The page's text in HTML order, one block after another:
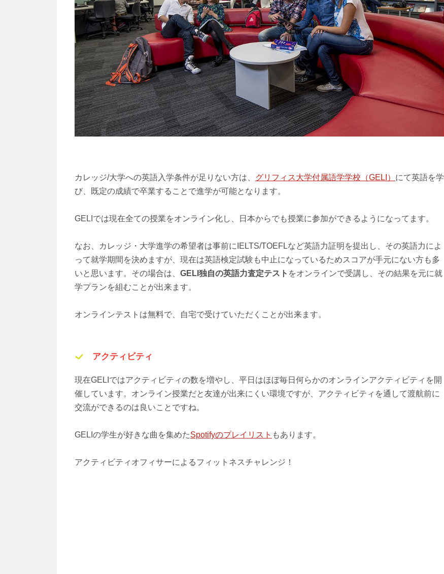
カレッジ/大学への英語入学条件が足りない方は、 グリフィス大学付属語学学校（GELI） にて英語を学
び、既定の成績で卒業することで進学が可能となります。
GELIでは現在全ての授業をオンライン化し、日本からでも授業に参加ができるようになってます。
なお、カレッジ・大学進学の希望者は事前にIELTS/TOEFLなど英語力証明を提出し、その英語力によ
って就学期間を決めますが、現在は英語検定試験も中止になっているためスコアが手元にない方も多
いと思います。その場合は、 GELI独自の英語力査定テスト をオンラインで受講し、その結果を元に就
学プランを組むことが出来ます。
オンラインテストは無料で、自宅で受けていただくことが出来ます。
アクティビティ
現在GELIではアクティビティの数を増やし、平日はほぼ毎日何らかのオンラインアクティビティを開
催しています。オンライン授業だと友達が出来にくい環境ですが、アクティビティを通して渡航前に
交流ができるのは良いことですね。
GELIの学生が好きな曲を集めたSpotifyのプレイリスト もあります。
アクティビティオフィサーによるフィットネスチャレンジ！